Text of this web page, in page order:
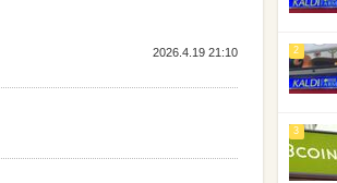
2026.4.19 21:10 2
3